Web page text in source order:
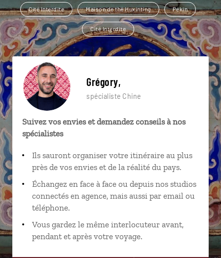
Cité Interdite Maison de thé Huxinting Pékin
Cité Interdite
Grégory,
spécialiste Chine
Suivez vos envies et demandez conseils à nos
spécialistes
Ils sauront organiser votre itinéraire au plus
près de vos envies et de la réalité du pays.
Échangez en face à face ou depuis nos studios
connectés en agence, mais aussi par email ou
téléphone.
Vous gardez le même interlocuteur avant,
pendant et après votre voyage.